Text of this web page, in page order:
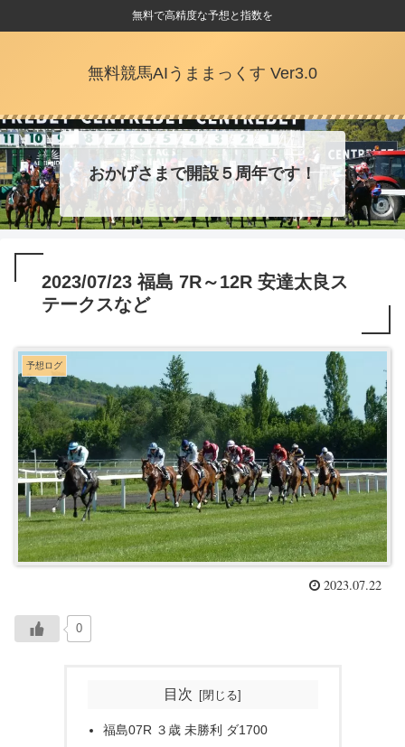
無料で高精度な予想と指数を
無料競馬AIうままっくす Ver3.0
おかげさまで開設５周年です！
2023/07/23 福島 7R～12R 安達太良ス
テークスなど
予想ログ
2023.07.22
0
目次
福島07R ３歳 未勝利 ダ1700